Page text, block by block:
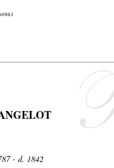
- d. 1842